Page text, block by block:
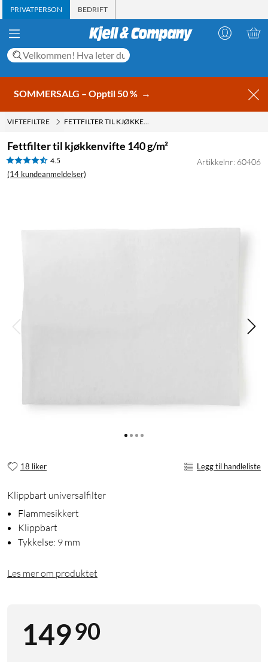
PRIVATPERSON BEDRIFT
SOMMERSALG – Opptil 50 % →
VIFTEFILTRE FETTFILTER TIL KJØKKENVIFTE 140 G/M²
Fettfilter til kjøkkenvifte 140 g/m²
4.5
(14 kundeanmeldelser)
Artikkelnr: 60406
18 liker Legg til handleliste
Klippbart universalfilter
Flammesikkert
Klippbart
Tykkelse: 9 mm
Les mer om produktet
14990